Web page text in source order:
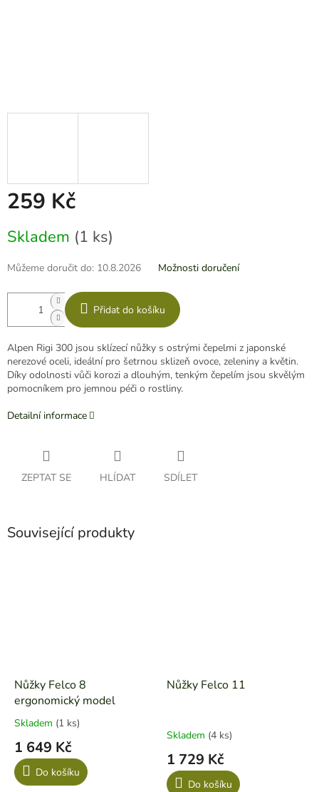
259 Kč
cena:
Skladem (1 ks)
Můžeme doručit do: 10.8.2026 Možnosti doručení
Přidat do košíku
Alpen Rigi 300 jsou sklízecí nůžky s ostrými čepelmi z japonské
nerezové oceli, ideální pro šetrnou sklizeň ovoce, zeleniny a květin.
Díky odolnosti vůči korozi a dlouhým, tenkým čepelím jsou skvělým
pomocníkem pro jemnou péči o rostliny.
Detailní informace
ZEPTAT SE HLÍDAT SDÍLET
Související produkty
Nůžky Felco 8
ergonomický model
Průměrné
hodnocení
produktu
je
5,0
Skladem (1 ks)
1 649 Kč
Do košíku
Nůžky Felco 11
Skladem (4 ks)
1 729 Kč
Do košíku